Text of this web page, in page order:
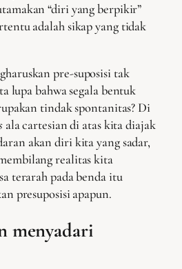
“diri yang berpikir”
adalah sikap yang tidak
pre-suposisi tak
lupa bahwa segala bentuk
tindak spontanitas? Di
ala cartesian di atas kita diajak
akan diri kita yang sadar,
realitas kita
terarah pada benda itu
presuposisi apapun.
menyadari